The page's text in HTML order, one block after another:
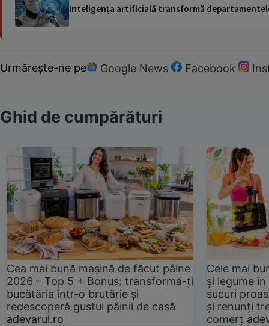
Inteligența artificială transformă
Urmărește-ne pe Google News Facebook
Ghid de cumpărături
Cea mai bună mașină de făcut pâine
2026 – Top 5 + Bonus: transformă-ți
bucătăria într-o brutărie și
redescoperă gustul pâinii de casă
adevarul.ro
Cele mai
și legume
sucuri
și renunți
comerț